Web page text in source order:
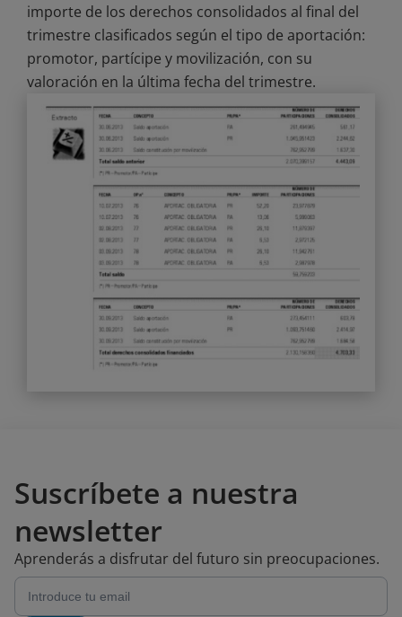
importe de los derechos consolidados al final del
trimestre clasificados según el tipo de aportación:
promotor, partícipe y movilización, con su
valoración en la última fecha del trimestre.
Suscríbete a nuestra
newsletter
Aprenderás a disfrutar del futuro sin preocupaciones.